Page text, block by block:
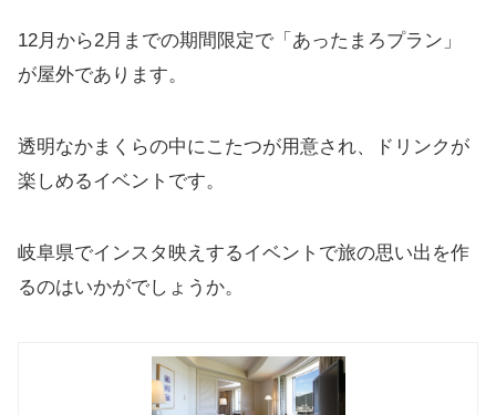
12月から2月までの期間限定で「あったまろプラン」
が屋外であります。
透明なかまくらの中にこたつが用意され、ドリンクが
楽しめるイベントです。
岐阜県でインスタ映えするイベントで旅の思い出を作
るのはいかがでしょうか。